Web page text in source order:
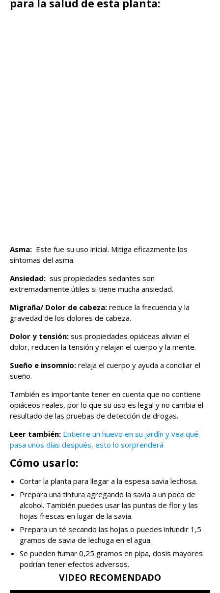
para la salud de esta planta:
Asma: Este fue su uso inicial. Mitiga eficazmente los
síntomas del asma.
Ansiedad: sus propiedades sedantes son
extremadamente útiles si tiene mucha ansiedad.
Migraña/ Dolor de cabeza: reduce la frecuencia y la
gravedad de los dolores de cabeza.
Dolor y tensión: sus propiedades opiáceas alivian el
dolor, reducen la tensión y relajan el cuerpo y la mente.
Sueño e insomnio: relaja el cuerpo y ayuda a conciliar el
sueño.
También es importante tener en cuenta que no contiene
opiáceos reales, por lo que su uso es legal y no cambia el
resultado de las pruebas de detección de drogas.
Leer también: Entierre un huevo en su jardín y vea qué
pasa unos días después, esto lo sorprenderá
Cómo usarlo:
Cortar la planta para llegar a la espesa savia lechosa.
Prepara una tintura agregando la savia a un poco de
alcohol. También puedes usar las puntas de flor y las
hojas frescas en lugar de la savia.
Prepara un té secando las hojas o puedes infundir 1,5
gramos de savia de lechuga en el agua.
Se pueden fumar 0,25 gramos en pipa, dosis mayores
podrían tener efectos adversos.
VIDEO RECOMENDADO